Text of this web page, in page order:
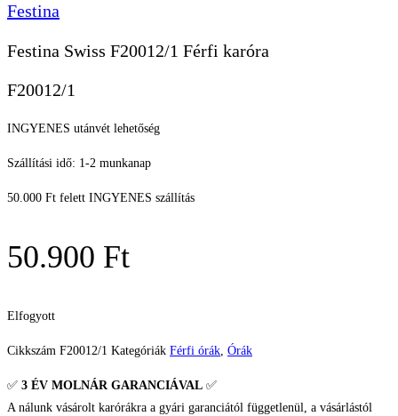
Festina
Festina Swiss F20012/1 Férfi karóra
F20012/1
INGYENES utánvét lehetőség
Szállítási idő: 1-2 munkanap
50.000 Ft felett INGYENES szállítás
50.900 Ft
Elfogyott
Cikkszám F20012/1 Kategóriák Férfi órák, Órák
✅ 3 ÉV MOLNÁR GARANCIÁVAL ✅
A nálunk vásárolt karórákra a gyári garanciától függetlenül, a vásárlástól